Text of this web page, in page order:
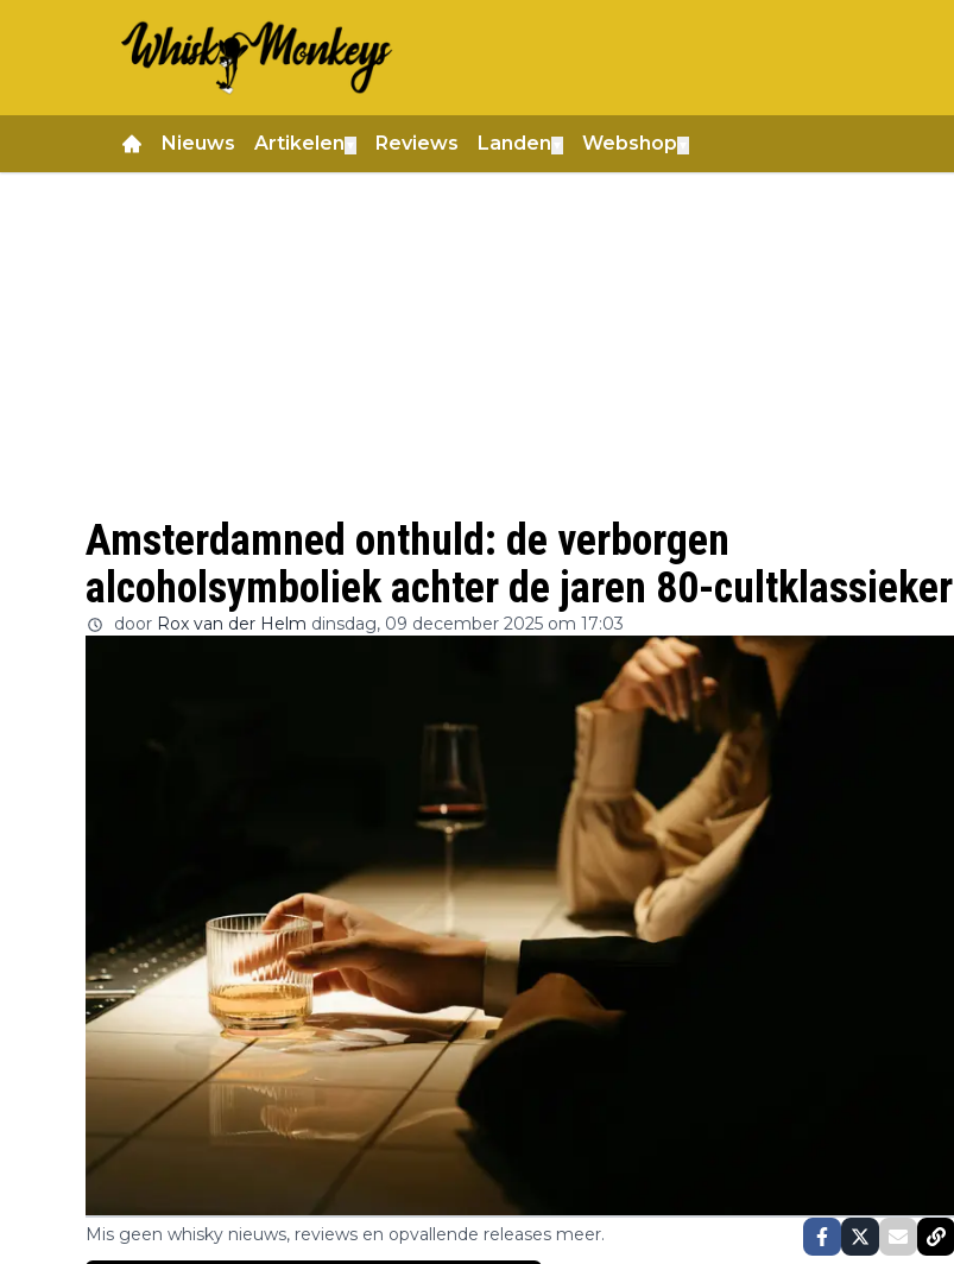
Nieuws Artikelen Reviews Landen Webshop
Amsterdamned onthuld: de verborgen
alcoholsymboliek achter de jaren 80-cultklassieker
door Rox van der Helm dinsdag, 09 december 2025 om 17:03
Mis geen whisky nieuws, reviews en opvallende releases meer.